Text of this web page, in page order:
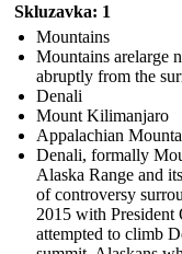
Skluzavka: 1
Mountains
Mountains arelarge
abruptly from the
Denali
Mount Kilimanjaro
Appalachian
Denali, formally
Alaska Range and
of controversy
2015 with President
attempted to climb